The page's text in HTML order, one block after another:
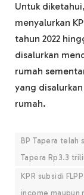
Untuk
menyalurkan
tahun 2022
disalurkan
rumah
yang
rumah.
BP Tapera telah
Tapera Rp3.3
KPR subsidi
income maupun